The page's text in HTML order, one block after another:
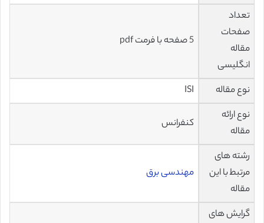
تعداد
صفحات
مقاله
انگلیسی
5 صفحه با فرمت pdf
نوع مقاله
ISI
نوع ارائه
مقاله
کنفرانس
رشته های
مرتبط با این
مقاله
مهندسی برق
گرایش های